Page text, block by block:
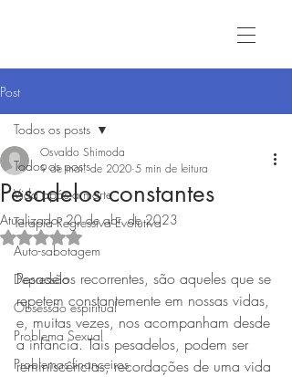
Post
Todos os posts
Vida após a morte
Terapia Regressiva Evolutiva
Auto-sabotagem
Depressão
Obsessão espiritual
Problema Sexual
Problemas financeiros
Todos os posts
Pesadelos constantes
Osvaldo Shimoda
9 de mai. de 2020 5 min de leitura
Atualizado:20 de abr. de 2023
Avaliado com NaN de 5 estrelas.
Pesadelos recorrentes, são aqueles que se
repetem constantemente em nossas vidas,
e, muitas vezes, nos acompanham desde
a infância. Tais pesadelos, podem ser
reminiscências, recordações de uma vida